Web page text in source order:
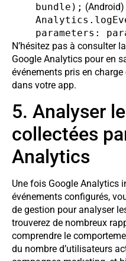
bundle); (Android)
parameters:
N’hésitez pas à consulter
Google Analytics pour en
événements pris en
dans votre app.
5. Analyser
collectées
Analytics
Une fois Google Analytics
événements configurés,
de gestion pour analyser
trouverez de nombreux
comprendre le
du nombre d’utilisateurs